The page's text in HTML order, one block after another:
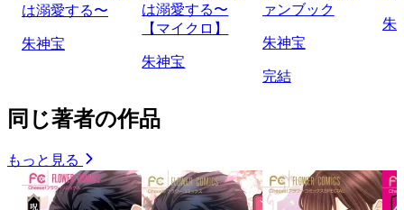
は溺愛する〜
朱神宝
は溺愛する〜
【マイクロ】
朱神宝
ァンブック
朱神宝
完結
朱
同じ著者の作品
もっと見る